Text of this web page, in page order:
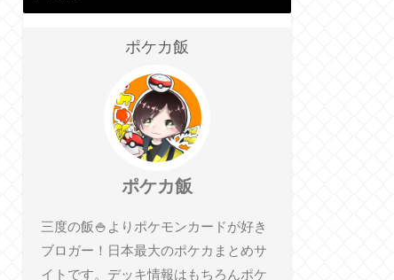
ポケカ飯
ポケカ飯
三度の飯🍚よりポケモンカードが好き
ブロガー！日本最大のポケカまとめサ
イトです。デッキ情報はもちろんポケ